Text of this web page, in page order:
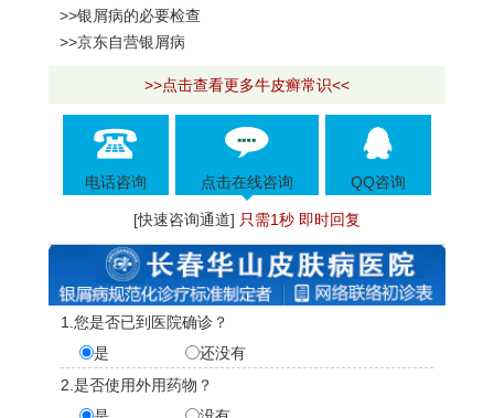
>>银屑病的必要检查
>>京东自营银屑病
>>点击查看更多牛皮癣常识<<
电话咨询 点击在线咨询 QQ咨询
[快速咨询通道] 只需1秒 即时回复
1.您是否已到医院确诊？
是
还没有
2.是否使用外用药物？